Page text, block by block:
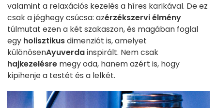
valamint a relaxációs kezelés a híres karikával. De ez
csak a jéghegy csúcsa: azérzékszervi élmény
túlmutat ezen a két szakaszon, és magában foglal
egy holisztikusdimenziót is, amelyet
különösenAyuverdainspirált. Nem csak
hajkezelésre megy oda, hanem azért is, hogy
kipihenje a testét és a lelkét.